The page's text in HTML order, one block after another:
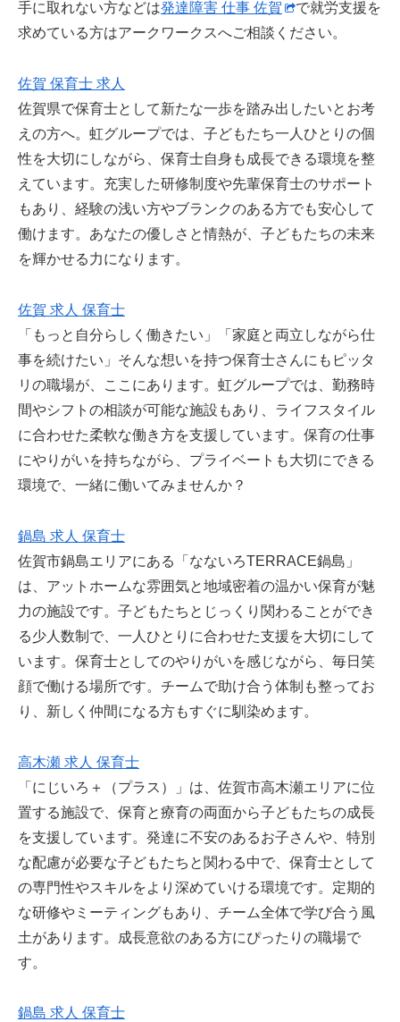
手に取れない方などは発達障害 仕事 佐賀
で就労支援を
求めている方はアークワークスへご相談ください。
佐賀 保育士 求人
佐賀県で保育士として新たな一歩を踏み出したいとお考
えの方へ。虹グループでは、子どもたち一人ひとりの個
性を大切にしながら、保育士自身も成長できる環境を整
えています。充実した研修制度や先輩保育士のサポート
もあり、経験の浅い方やブランクのある方でも安心して
働けます。あなたの優しさと情熱が、子どもたちの未来
を輝かせる力になります。
佐賀 求人 保育士
「もっと自分らしく働きたい」「家庭と両立しながら仕
事を続けたい」そんな想いを持つ保育士さんにもピッタ
リの職場が、ここにあります。虹グループでは、勤務時
間やシフトの相談が可能な施設もあり、ライフスタイル
に合わせた柔軟な働き方を支援しています。保育の仕事
にやりがいを持ちながら、プライベートも大切にできる
環境で、一緒に働いてみませんか？
鍋島 求人 保育士
佐賀市鍋島エリアにある「なないろTERRACE鍋島」
は、アットホームな雰囲気と地域密着の温かい保育が魅
力の施設です。子どもたちとじっくり関わることができ
る少人数制で、一人ひとりに合わせた支援を大切にして
います。保育士としてのやりがいを感じながら、毎日笑
顔で働ける場所です。チームで助け合う体制も整ってお
り、新しく仲間になる方もすぐに馴染めます。
高木瀬 求人 保育士
「にじいろ＋（プラス）」は、佐賀市高木瀬エリアに位
置する施設で、保育と療育の両面から子どもたちの成長
を支援しています。発達に不安のあるお子さんや、特別
な配慮が必要な子どもたちと関わる中で、保育士として
の専門性やスキルをより深めていける環境です。定期的
な研修やミーティングもあり、チーム全体で学び合う風
土があります。成長意欲のある方にぴったりの職場で
す。
鍋島 求人 保育士